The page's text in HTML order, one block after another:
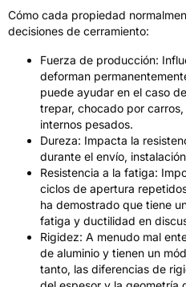
Cómo cada propiedad
decisiones de cerramiento:
Fuerza de producción:
deforman
puede ayudar en el caso
trepar, chocado por
internos pesados.
Dureza: Impacta la
durante el envío, instalación
Resistencia a la fatiga:
ciclos de apertura
ha demostrado que tiene
fatiga y ductilidad en
Rigidez: A menudo mal
de aluminio y tienen un
tanto, las diferencias de